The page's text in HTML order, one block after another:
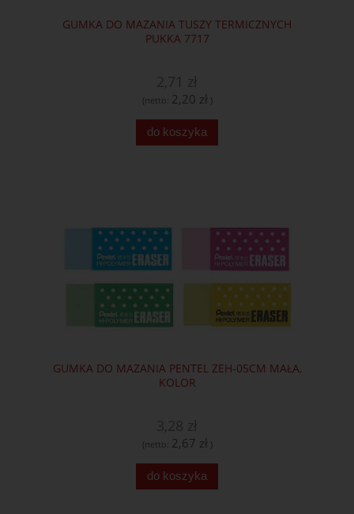
GUMKA DO MAZANIA TUSZY TERMICZNYCH
PUKKA 7717
(netto: 2,20 zł )
do koszyka
GUMKA DO MAZANIA PENTEL ZEH-05CM MAŁA,
KOLOR
(netto: 2,67 zł )
do koszyka